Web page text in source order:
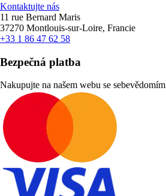
Kontaktujte nás
11 rue Bernard Maris
37270 Montlouis-sur-Loire, Francie
+33 1 86 47 62 58
Bezpečná platba
Nakupujte na našem webu se sebevědomím